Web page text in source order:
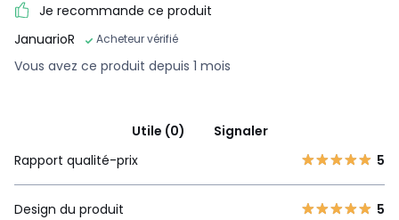
Je recommande ce produit
JanuarioR
Acheteur vérifié
Vous avez ce produit depuis 1 mois
Utile (0)
Signaler
Rapport qualité-prix
5
Design du produit 5